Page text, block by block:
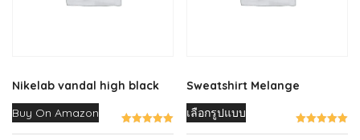
Nikelab vandal high black
Buy On Amazon
Sweatshirt Melange
เลือกรูปแบบ
product